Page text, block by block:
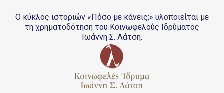
Ο κύκλος ιστοριών «Πόσο με κάνεις;» υλοποιείται με
τη χρηματοδότηση του Κοινωφελούς Ιδρύματος
Ιωάννη Σ. Λάτση.